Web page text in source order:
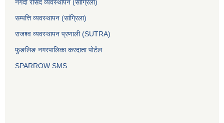
नगदी रसिद व्यवस्थापन (साग्रिला)
सम्पत्ति व्यवस्थापन (सांग्रिला)
राजश्व व्यवस्थापन प्रणाली (SUTRA)
फुङलिङ नगरपालिका करदाता पोर्टल
SPARROW SMS